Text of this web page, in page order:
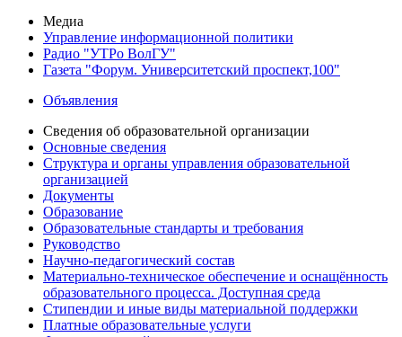
Медиа
Управление информационной политики
Радио "УТРо ВолГУ"
Газета "Форум. Университетский проспект,100"
Объявления
Сведения об образовательной организации
Основные сведения
Структура и органы управления образовательной
организацией
Документы
Образование
Образовательные стандарты и требования
Руководство
Научно-педагогический состав
Материально-техническое обеспечение и оснащённость
образовательного процесса. Доступная среда
Стипендии и иные виды материальной поддержки
Платные образовательные услуги